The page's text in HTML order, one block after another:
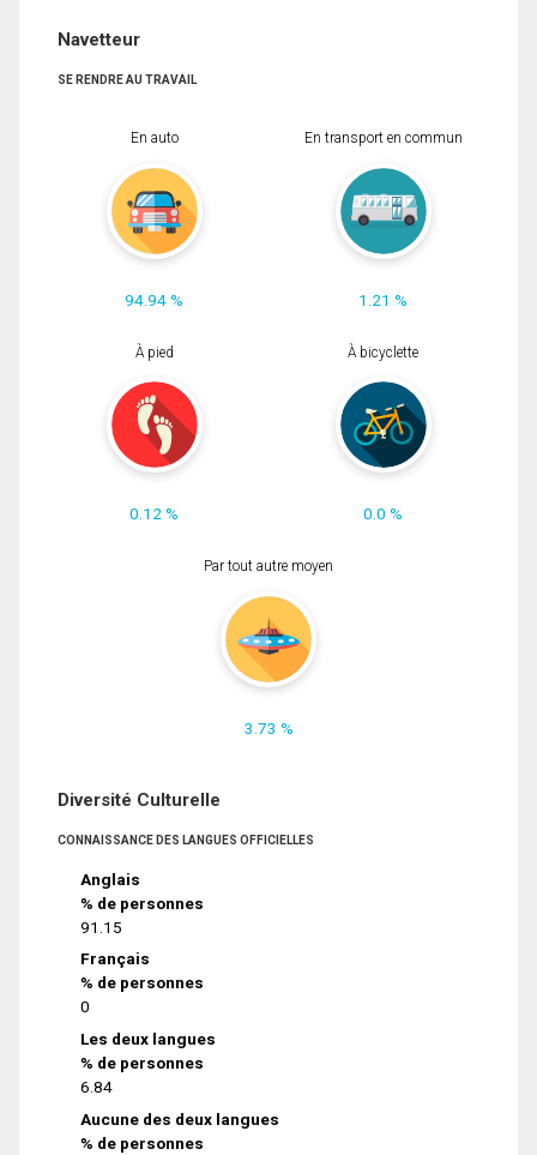
Navetteur
SE RENDRE AU TRAVAIL
En auto
94.94 %
En transport en commun
1.21 %
À pied
0.12 %
À bicyclette
0.0 %
Par tout autre moyen
3.73 %
Diversité Culturelle
CONNAISSANCE DES LANGUES OFFICIELLES
Anglais
% de personnes
91.15
Français
% de personnes
0
Les deux langues
% de personnes
6.84
Aucune des deux langues
% de personnes